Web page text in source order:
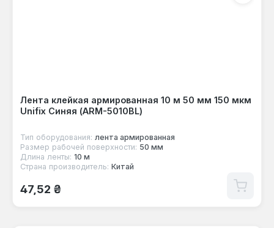
Лента клейкая армированная 10 м 50 мм 150 мкм
Unifix Синяя (ARM-5010BL)
Тип оборудования: лента армированная
Размер рабочей поверхности: 50 мм
Длина ленты: 10 м
Страна производитель: Китай
Обычная цена:
47,52 ₴